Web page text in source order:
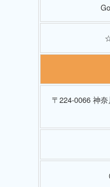
〒224-0066 神